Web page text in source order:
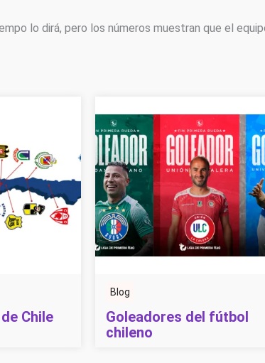
lo dirá, pero los números muestran que el
Chile
Blog
Goleadores del fútbol
chileno